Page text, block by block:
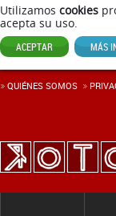
Utilizamos cookies
acepta su uso.
ACEPTAR MÁS
QUIÉNES SOMOS